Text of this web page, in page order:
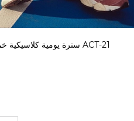
Haşema سترة يومية كلاسيكية خمرية ناعمة الملمس بقبعة ACT-21